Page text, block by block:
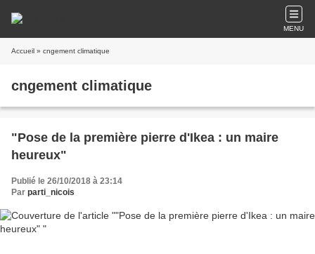
MENU
Accueil » cngement climatique
cngement climatique
"Pose de la première pierre d'Ikea : un maire
heureux"
Publié le 26/10/2018 à 23:14
Par parti_nicois